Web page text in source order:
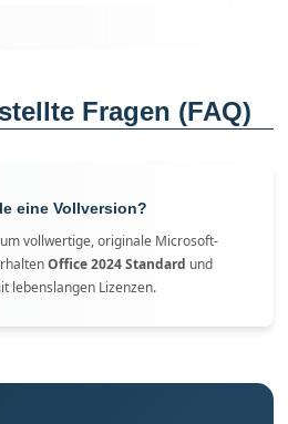
Fragen (FAQ)
eine Vollversion?
um vollwertige, originale Microsoft-
Office 2024 Standard und
lebenslangen Lizenzen.